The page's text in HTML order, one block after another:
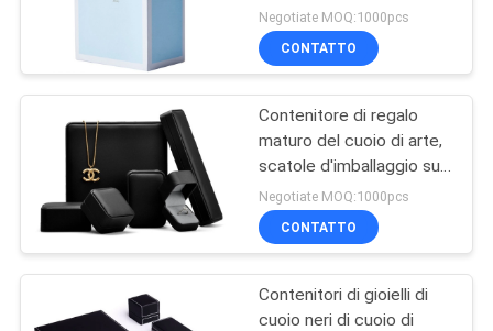
CONTROLLO
DELLA
QUALITÀ
CONTATTACI
NOTIZIE
stampa a colori di CMYK
Negotiate MOQ:1000pcs
CONTATTO
Contenitore di regalo
maturo del cuoio di arte,
scatole d'imballaggio su
ordinazione per gioielli
Negotiate MOQ:1000pcs
CONTATTO
Contenitori di gioielli di
cuoio neri di cuoio di